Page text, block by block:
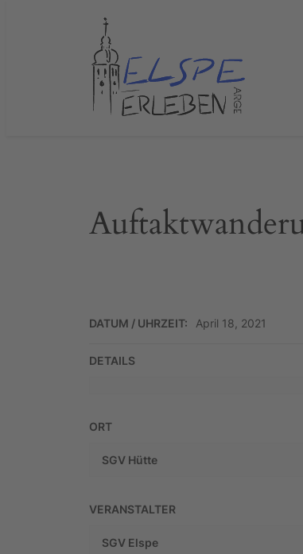
DATUM / UHRZEIT: April 18, 2021
DETAILS
ORT
SGV Hütte
VERANSTALTER
SGV Elspe